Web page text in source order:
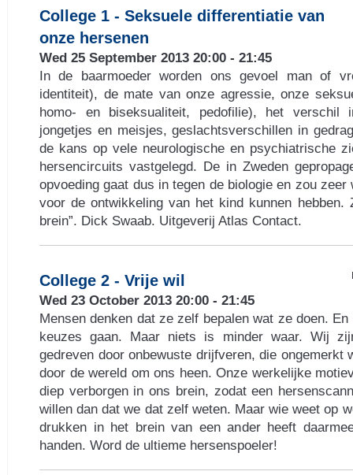
College 1 - Seksuele differentiatie van
onze hersenen
Wed 25 September 2013 20:00 - 21:45
In de baarmoeder worden ons gevoel man of
identiteit), de mate van onze agressie, onze
homo- en biseksualiteit, pedofilie), het verschil
jongetjes en meisjes, geslachtsverschillen in
de kans op vele neurologische en psychiatrische
hersencircuits vastgelegd. De in Zweden
opvoeding gaat dus in tegen de biologie en zou zeer
voor de ontwikkeling van het kind kunnen hebben.
brein”. Dick Swaab. Uitgeverij Atlas Contact.
College 2 - Vrije wil
Wed 23 October 2013 20:00 - 21:45
Mensen denken dat ze zelf bepalen wat ze doen.
keuzes gaan. Maar niets is minder waar. Wij
gedreven door onbewuste drijfveren, die ongemerkt
door de wereld om ons heen. Onze werkelijke
diep verborgen in ons brein, zodat een
willen dan dat we dat zelf weten. Maar wie weet op
drukken in het brein van een ander heeft
handen. Word de ultieme hersenspoeler!